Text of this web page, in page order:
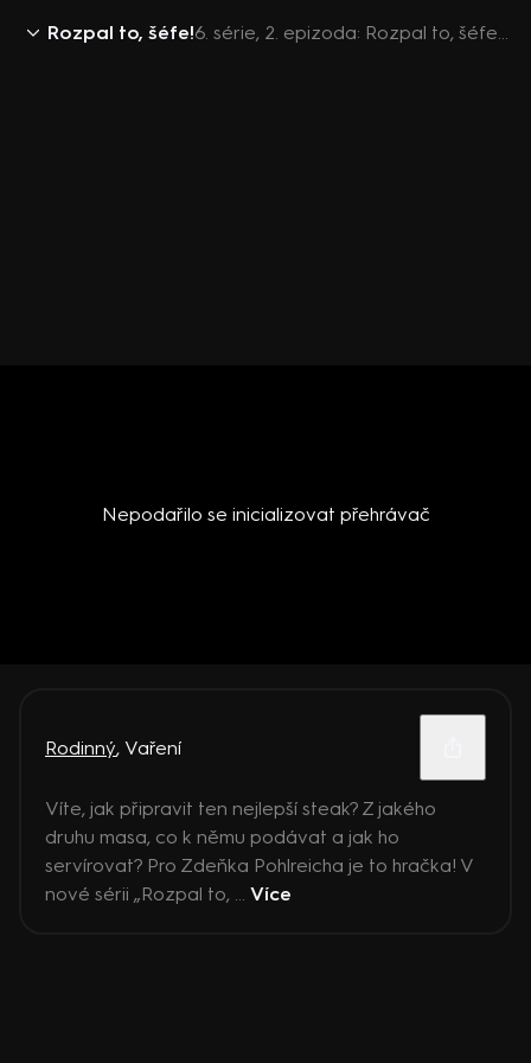
Rozpal to, šéfe! 6. série, 2. epizoda: Rozpal to, šéfe! VI (2)
Nepodařilo se inicializovat přehrávač
Rodinný, Vaření
Víte, jak připravit ten nejlepší steak? Z jakého
druhu masa, co k němu podávat a jak ho
servírovat? Pro Zdeňka Pohlreicha je to hračka! V
nové sérii „Rozpal to, ... Více